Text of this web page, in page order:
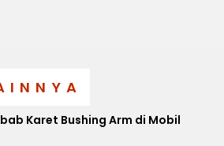
Karet Bushing Arm di Mobil